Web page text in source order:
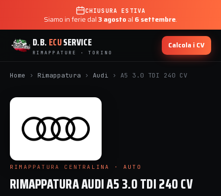
CHIUSURA ESTIVA
Siamo in ferie dal3 agostoal 6 settembre.
D.B. ECUSERVICE
RIMAPPATURE · TORINO
Calcola i CV
Home › Rimappatura › Audi › A5 3.0 TDI 240 CV
RIMAPPATURA CENTRALINA · AUTO
RIMAPPATURA AUDI A5 3.0 TDI 240 CV